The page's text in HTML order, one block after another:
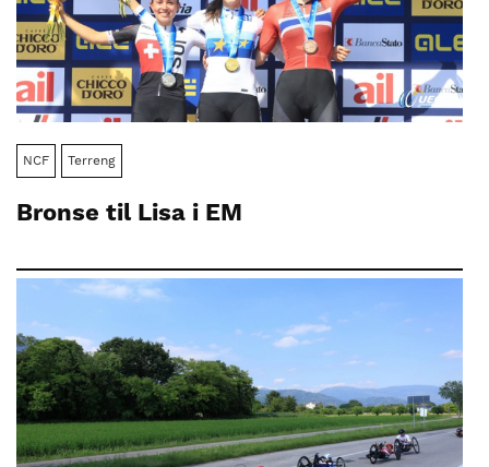
NCF Terreng
Bronse til Lisa i EM